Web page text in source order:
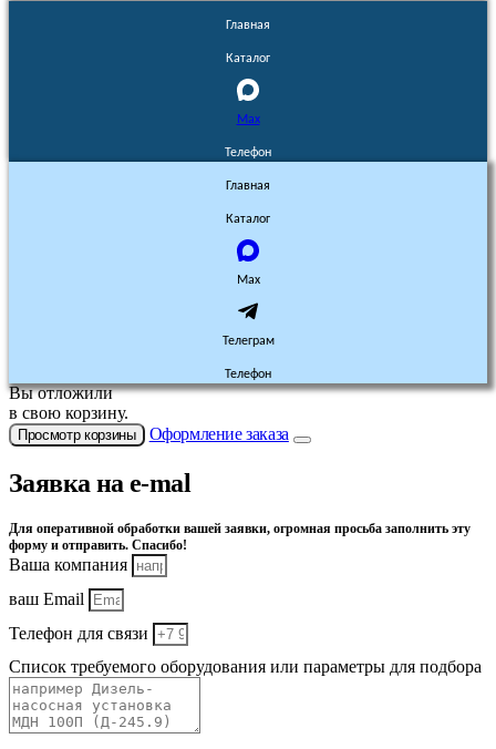
Главная
Каталог
Max
Телефон
Главная
Каталог
Max
Телеграм
Телефон
Вы отложили
в свою корзину.
Просмотр корзины Оформление заказа
Заявка на e-mal
Для оперативной обработки вашей заявки, огромная просьба заполнить эту
форму и отправить. Спасибо!
Ваша компания
ваш Email
Телефон для связи
Список требуемого оборудования или параметры для подбора